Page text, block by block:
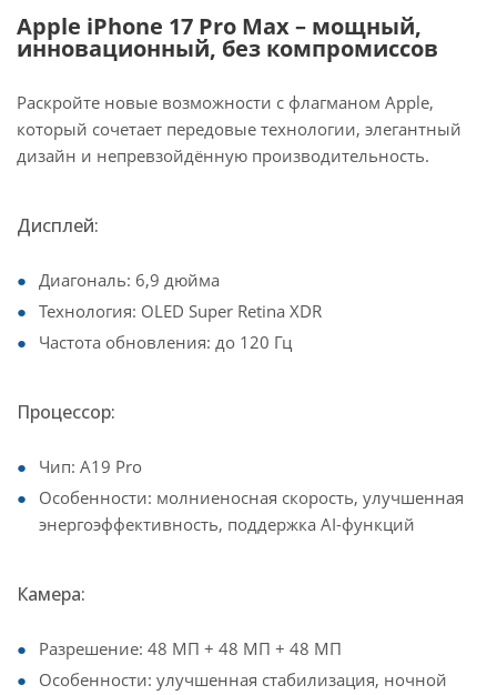
Apple iPhone 17 Pro Max – мощный,
инновационный, без компромиссов
Раскройте новые возможности с флагманом Apple,
который сочетает передовые технологии, элегантный
дизайн и непревзойдённую производительность.
Дисплей:
Диагональ: 6,9 дюйма
Технология: OLED Super Retina XDR
Частота обновления: до 120 Гц
Процессор:
Чип: A19 Pro
Особенности: молниеносная скорость, улучшенная
энергоэффективность, поддержка AI-функций
Камера:
Разрешение: 48 МП + 48 МП + 48 МП
Особенности: улучшенная стабилизация, ночной